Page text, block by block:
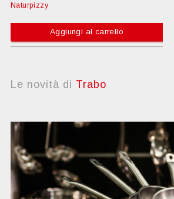
Naturpizzy
Aggiungi al carrello
Le novità di Trabo